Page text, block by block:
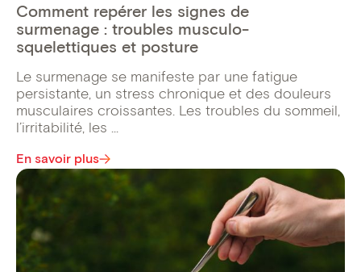
Comment repérer les signes de
surmenage : troubles musculo-
squelettiques et posture
Le surmenage se manifeste par une fatigue
persistante, un stress chronique et des douleurs
musculaires croissantes. Les troubles du sommeil,
l’irritabilité, les ...
En savoir plus